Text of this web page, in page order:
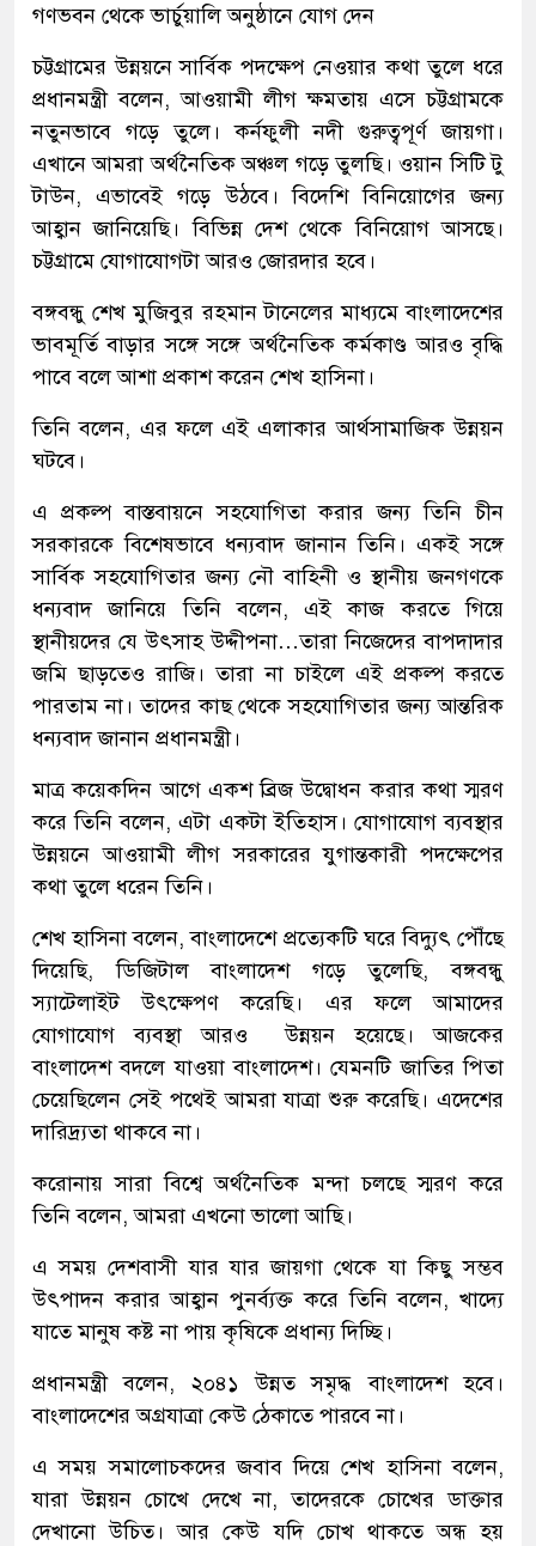
গণভবন থেকে ভার্চুয়ালি অনুষ্ঠানে যোগ দেন
চট্টগ্রামের উন্নয়নে সার্বিক পদক্ষেপ নেওয়ার কথা তুলে ধরে
প্রধানমন্ত্রী বলেন, আওয়ামী লীগ ক্ষমতায় এসে চট্টগ্রামকে
নতুনভাবে গড়ে তুলে। কর্নফুলী নদী গুরুত্বপূর্ণ জায়গা।
এখানে আমরা অর্থনৈতিক অঞ্চল গড়ে তুলছি। ওয়ান সিটি টু
টাউন, এভাবেই গড়ে উঠবে। বিদেশি বিনিয়োগের জন্য
আহ্বান জানিয়েছি। বিভিন্ন দেশ থেকে বিনিয়োগ আসছে।
চট্টগ্রামে যোগাযোগটা আরও জোরদার হবে।
বঙ্গবন্ধু শেখ মুজিবুর রহমান টানেলের মাধ্যমে বাংলাদেশের
ভাবমূর্তি বাড়ার সঙ্গে সঙ্গে অর্থনৈতিক কর্মকাণ্ড আরও বৃদ্ধি
পাবে বলে আশা প্রকাশ করেন শেখ হাসিনা।
তিনি বলেন, এর ফলে এই এলাকার আর্থসামাজিক উন্নয়ন
ঘটবে।
এ প্রকল্প বাস্তবায়নে সহযোগিতা করার জন্য তিনি চীন
সরকারকে বিশেষভাবে ধন্যবাদ জানান তিনি। একই সঙ্গে
সার্বিক সহযোগিতার জন্য নৌ বাহিনী ও স্থানীয় জনগণকে
ধন্যবাদ জানিয়ে তিনি বলেন, এই কাজ করতে গিয়ে
স্থানীয়দের যে উৎসাহ উদ্দীপনা…তারা নিজেদের বাপদাদার
জমি ছাড়তেও রাজি। তারা না চাইলে এই প্রকল্প করতে
পারতাম না। তাদের কাছ থেকে সহযোগিতার জন্য আন্তরিক
ধন্যবাদ জানান প্রধানমন্ত্রী।
মাত্র কয়েকদিন আগে একশ ব্রিজ উদ্বোধন করার কথা স্মরণ
করে তিনি বলেন, এটা একটা ইতিহাস। যোগাযোগ ব্যবস্থার
উন্নয়নে আওয়ামী লীগ সরকারের যুগান্তকারী পদক্ষেপের
কথা তুলে ধরেন তিনি।
শেখ হাসিনা বলেন, বাংলাদেশে প্রত্যেকটি ঘরে বিদ্যুৎ পৌঁছে
দিয়েছি, ডিজিটাল বাংলাদেশ গড়ে তুলেছি, বঙ্গবন্ধু
স্যাটেলাইট উৎক্ষেপণ করেছি। এর ফলে আমাদের
যোগাযোগ ব্যবস্থা আরও উন্নয়ন হয়েছে। আজকের
বাংলাদেশ বদলে যাওয়া বাংলাদেশ। যেমনটি জাতির পিতা
চেয়েছিলেন সেই পথেই আমরা যাত্রা শুরু করেছি। এদেশের
দারিদ্র্যতা থাকবে না।
করোনায় সারা বিশ্বে অর্থনৈতিক মন্দা চলছে স্মরণ করে
তিনি বলেন, আমরা এখনো ভালো আছি।
এ সময় দেশবাসী যার যার জায়গা থেকে যা কিছু সম্ভব
উৎপাদন করার আহ্বান পুনর্ব্যক্ত করে তিনি বলেন, খাদ্যে
যাতে মানুষ কষ্ট না পায় কৃষিকে প্রধান্য দিচ্ছি।
প্রধানমন্ত্রী বলেন, ২০৪১ উন্নত সমৃদ্ধ বাংলাদেশ হবে।
বাংলাদেশের অগ্রযাত্রা কেউ ঠেকাতে পারবে না।
এ সময় সমালোচকদের জবাব দিয়ে শেখ হাসিনা বলেন,
যারা উন্নয়ন চোখে দেখে না, তাদেরকে চোখের ডাক্তার
দেখানো উচিত। আর কেউ যদি চোখ থাকতে অন্ধ হয়